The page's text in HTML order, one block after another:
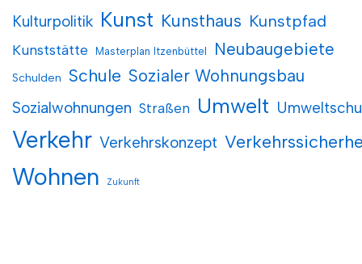
Kulturpolitik Kunst Kunsthaus Kunstpfad
Kunststätte Masterplan Itzenbüttel Neubaugebiete
Schulden Schule Sozialer Wohnungsbau
Sozialwohnungen Straßen Umwelt
Verkehr Verkehrskonzept
Wohnen Zukunft